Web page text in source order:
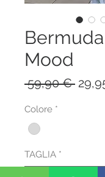
Mood
59,90 €
Colore *
TAGLIA *